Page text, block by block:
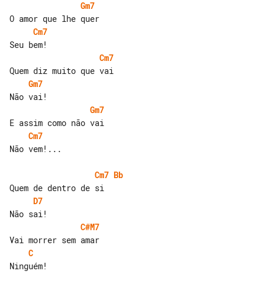
Gm7
Cm7
Cm7
Gm7
Gm7
Cm7
Não vem!...
Cm7 Bb
D7
C#M7
C
Ninguém!